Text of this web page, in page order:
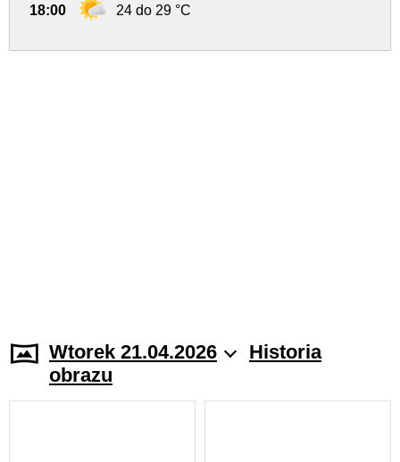
18:00 24 do 29 °C
Wtorek 21.04.2026
Historia
obrazu